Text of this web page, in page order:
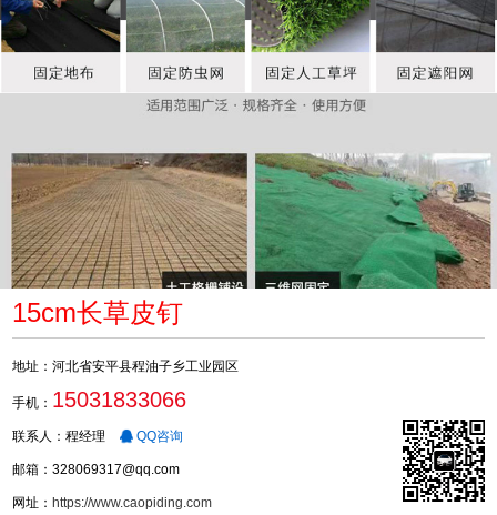
15cm长草皮钉
地址：河北省安平县程油子乡工业园区
手机： 15031833066
联系人：程经理 QQ咨询
邮箱：328069317@qq.com
网址：https://www.caopiding.com